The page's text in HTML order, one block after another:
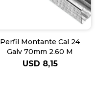
Perfil Montante Cal 24
Galv 70mm 2.60 M
USD 8,15